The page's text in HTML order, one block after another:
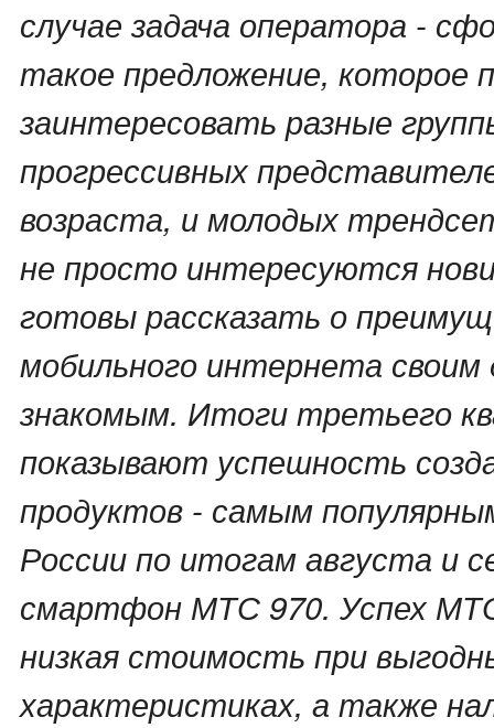
случае задача оператора -
такое предложение, которое
заинтересовать разные
прогрессивных
возраста, и молодых
не просто интересуются
готовы рассказать о
мобильного интернета своим
знакомым. Итоги третьего
показывают успешность
продуктов - самым
России по итогам августа и
смартфон МТС 970. Успех
низкая стоимость при
характеристиках, а также